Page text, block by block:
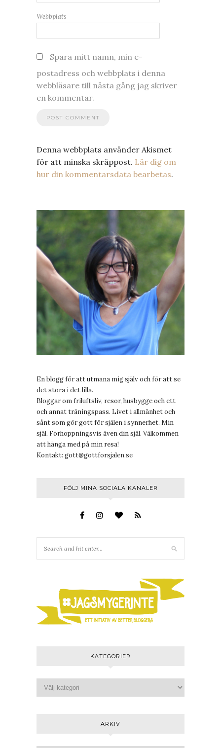
Webbplats
Spara mitt namn, min e-
postadress och webbplats i denna
webbläsare till nästa gång jag skriver
en kommentar.
Denna webbplats använder Akismet
för att minska skräppost. Lär dig om
hur din kommentarsdata bearbetas.
En blogg för att utmana mig själv och för att se
det stora i det lilla.
Bloggar om friluftsliv, resor, husbygge och ett
och annat träningspass. Livet i allmänhet och
sånt som gör gott för själen i synnerhet. Min
själ. Förhoppningsvis även din själ. Välkommen
att hänga med på min resa!
Kontakt: gott@gottforsjalen.se
FÖLJ MINA SOCIALA KANALER
KATEGORIER
ARKIV